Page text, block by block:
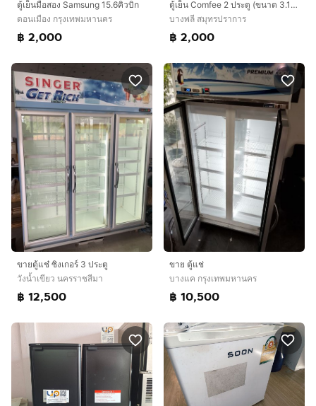
ตู้เย็นมือสอง Samsung 15.6คิวบิก
ดอนเมือง กรุงเทพมหานคร
฿ 2,000
ตู้เย็น Comfee 2 ประตู (ขนาด 3.1 คิว): แยกโซนช่องแช่แข็งและช่องทำความเย็น
บางพลี สมุทรปราการ
฿ 2,000
ขายตู้แช๋ ซิงเกอร์ 3 ประตู
วังน้ำเขียว นครราชสีมา
฿ 12,500
ขาย ตู้แช่
บางแค กรุงเทพมหานคร
฿ 10,500